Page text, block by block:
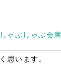
ゃぶしゃぶ会席
思います。